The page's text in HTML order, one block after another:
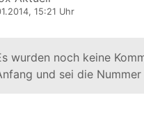
15:21 Uhr
wurden noch keine
und sei die Nummer